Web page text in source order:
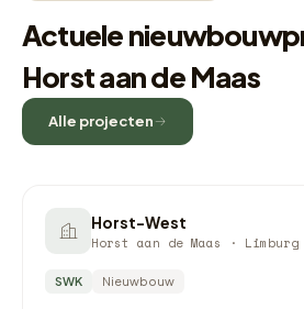
Actuele
Horst aan de Maas
Alle projecten
Horst-West
Horst aan de Maas · Limburg
SWK Nieuwbouw